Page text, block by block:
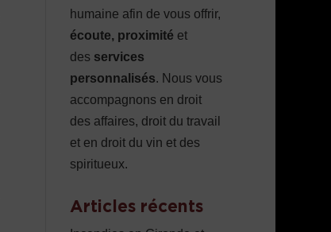
humaine afin de vous offrir,
écoute, proximité et
des services
personnalisés. Nous vous
accompagnons en droit
des affaires, droit du travail
et en droit du vin et des
spiritueux.
Articles récents